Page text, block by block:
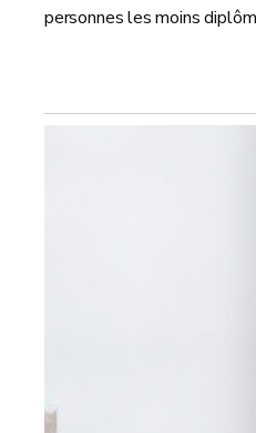
personnes les moins